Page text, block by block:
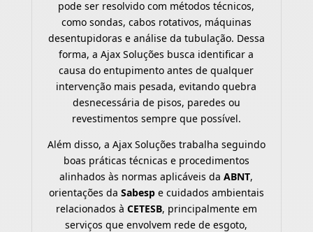
pode ser resolvido com métodos técnicos,
como sondas, cabos rotativos, máquinas
desentupidoras e análise da tubulação. Dessa
forma, a Ajax Soluções busca identificar a
causa do entupimento antes de qualquer
intervenção mais pesada, evitando quebra
desnecessária de pisos, paredes ou
revestimentos sempre que possível.
Além disso, a Ajax Soluções trabalha seguindo
boas práticas técnicas e procedimentos
alinhados às normas aplicáveis daABNT,
orientações da Sabespe cuidados ambientais
relacionados à CETESB, principalmente em
serviços que envolvem rede de esgoto,